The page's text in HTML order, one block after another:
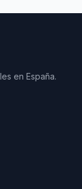
en España.